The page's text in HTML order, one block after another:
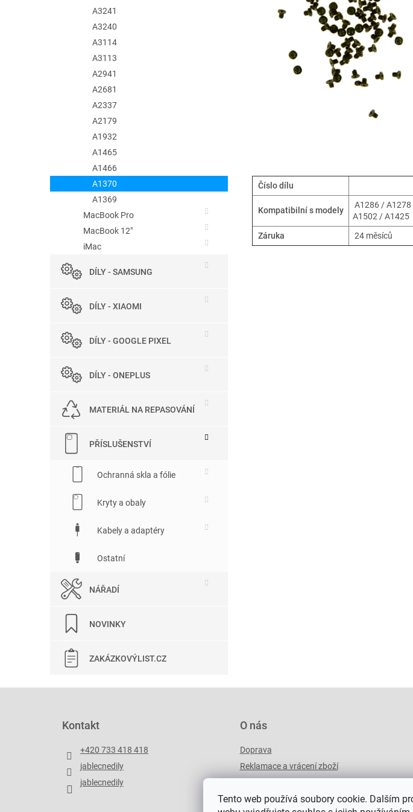
Tento web používá soubory cookie. Dalším
A3241
A3240
A3114
A3113
A2941
A2681
A2337
A2179
A1932
A1465
A1466
A1370
A1369
MacBook Pro
MacBook 12"
iMac
DÍLY - SAMSUNG
DÍLY - XIAOMI
DÍLY - GOOGLE PIXEL
DÍLY - ONEPLUS
MATERIÁL NA REPASOVÁNÍ
PŘÍSLUŠENSTVÍ
Ochranná skla a fólie
Kryty a obaly
Kabely a adaptéry
Ostatní
NÁŘADÍ
NOVINKY
ZAKÁZKOVÝLIST.CZ
Číslo dílu
Kompatibilní s modely
A1286 /
A1502 / A1425
Záruka
24 měsíců
Kontakt
+420 733 418 418
jablecnedily
jablecnedily
O nás
Doprava
Reklamace a vrácení zboží